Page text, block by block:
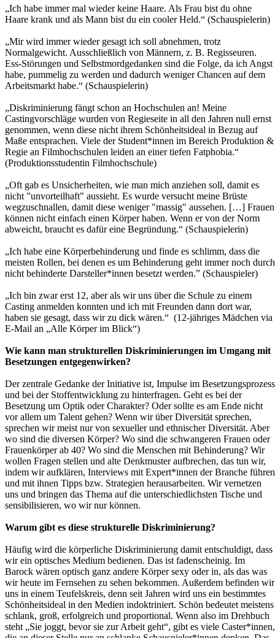
„Ich habe immer mal wieder keine Haare. Als Frau bist du ohne
Haare krank und als Mann bist du ein cooler Held.“ (Schauspielerin)
„Mir wird immer wieder gesagt ich soll abnehmen, trotz
Normalgewicht. Ausschließlich von Männern, z. B. Regisseuren.
Ess-Störungen und Selbstmordgedanken sind die Folge, da ich Angst
habe, pummelig zu werden und dadurch weniger Chancen auf dem
Arbeitsmarkt habe.“ (Schauspielerin)
„Diskriminierung fängt schon an Hochschulen an! Meine
Castingvorschläge wurden von Regieseite in all den Jahren null ernst
genommen, wenn diese nicht ihrem Schönheitsideal in Bezug auf
Maße entsprachen. Viele der Student*innen im Bereich Produktion &
Regie an Filmhochschulen leiden an einer tiefen Fatphobia.“
(Produktionsstudentin Filmhochschule)
„Oft gab es Unsicherheiten, wie man mich anziehen soll, damit es
nicht "unvorteilhaft" aussieht. Es wurde versucht meine Brüste
wegzuschnallen, damit diese weniger "massig" aussehen. […] Frauen
können nicht einfach einen Körper haben. Wenn er von der Norm
abweicht, braucht es dafür eine Begründung.“ (Schauspielerin)
„Ich habe eine Körperbehinderung und finde es schlimm, dass die
meisten Rollen, bei denen es um Behinderung geht immer noch durch
nicht behinderte Darsteller*innen besetzt werden.” (Schauspieler)
„Ich bin zwar erst 12, aber als wir uns über die Schule zu einem
Casting anmelden konnten und ich mit Freunden dann dort war,
haben sie gesagt, dass wir zu dick wären.“ (12-jähriges Mädchen via
E-Mail an „Alle Körper im Blick“)
Wie kann man strukturellen Diskriminierungen im Umgang mit
Besetzungen entgegenwirken?
Der zentrale Gedanke der Initiative ist, Impulse im Besetzungsprozess
und bei der Stoffentwicklung zu hinterfragen. Geht es bei der
Besetzung um Optik oder Charakter? Oder sollte es am Ende nicht
vor allem um Talent gehen? Wenn wir über Diversität sprechen,
sprechen wir meist nur von sexueller und ethnischer Diversität. Aber
wo sind die diversen Körper? Wo sind die schwangeren Frauen oder
Frauenkörper ab 40? Wo sind die Menschen mit Behinderung? Wir
wollen Fragen stellen und alte Denkmuster aufbrechen, das tun wir,
indem wir aufklären, Interviews mit Expert*innen der Branche führen
und mit ihnen Tipps bzw. Strategien herausarbeiten. Wir vernetzen
uns und bringen das Thema auf die unterschiedlichsten Tische und
sensibilisieren, wo wir nur können.
Warum gibt es diese strukturelle Diskriminierung?
Häufig wird die körperliche Diskriminierung damit entschuldigt, dass
wir ein optisches Medium bedienen. Das ist fadenscheinig. Im
Barock wären optisch ganz andere Körper sexy oder in, als das was
wir heute im Fernsehen zu sehen bekommen. Außerdem befinden wir
uns in einem Teufelskreis, denn seit Jahren wird uns ein bestimmtes
Schönheitsideal in den Medien indoktriniert. Schön bedeutet meistens
schlank, groß, erfolgreich und proportional. Wenn also im Drehbuch
steht „Sie joggt, bevor sie zur Arbeit geht“, gibt es viele Caster*innen,